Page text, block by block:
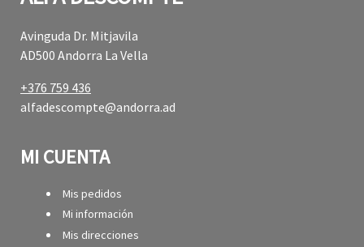
Avinguda Dr. Mitjavila
AD500 Andorra La Vella
+376 759 436
alfadescompte@andorra.ad
MI CUENTA
Mis pedidos
Mi información
Mis direcciones